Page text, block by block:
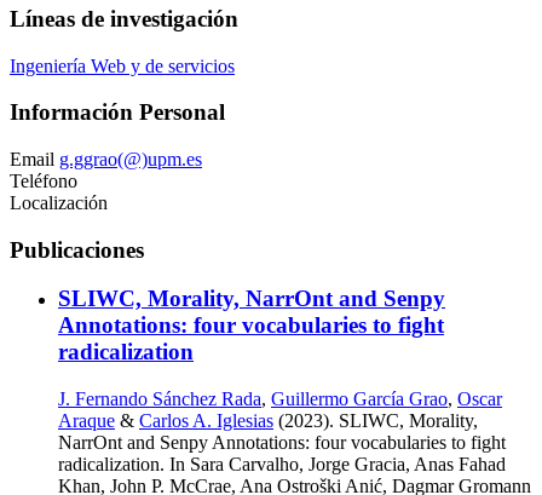
Líneas de investigación
Ingeniería Web y de servicios
Información Personal
Email g.ggrao(@)upm.es
Teléfono
Localización
Publicaciones
SLIWC, Morality, NarrOnt and Senpy
Annotations: four vocabularies to fight
radicalization
J. Fernando Sánchez Rada, Guillermo García Grao, Oscar
Araque & Carlos A. Iglesias (2023). SLIWC, Morality,
NarrOnt and Senpy Annotations: four vocabularies to fight
radicalization. In Sara Carvalho, Jorge Gracia, Anas Fahad
Khan, John P. McCrae, Ana Ostroški Anić, Dagmar Gromann